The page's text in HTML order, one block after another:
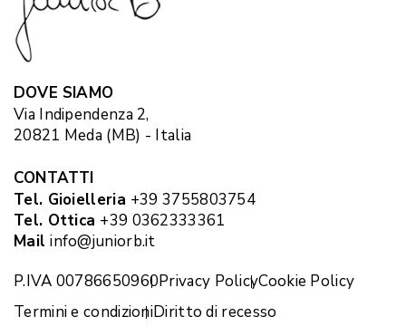
DOVE SIAMO
Via Indipendenza 2,
20821 Meda (MB) - Italia
CONTATTI
Tel. Gioielleria +39 3755803754
Tel. Ottica +39 0362333361
Mail info@juniorb.it
P.IVA 00786650960Privacy PolicyCookie Policy
Termini e condizioniDiritto di recesso